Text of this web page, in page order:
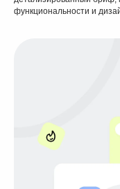
функциональности и